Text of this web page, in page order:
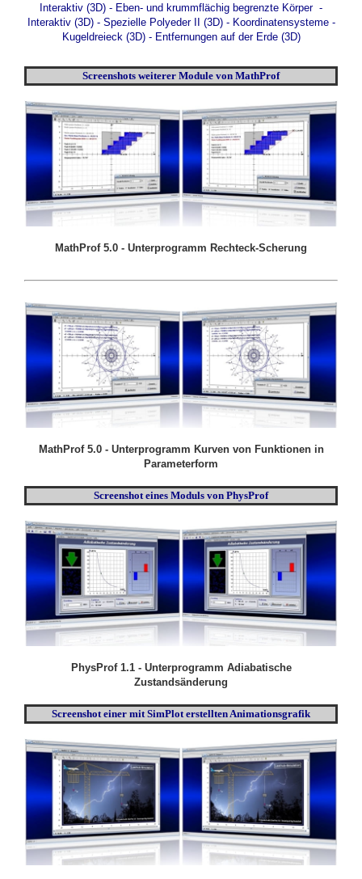
Interaktiv (3D) - Eben- und krummflächig begrenzte Körper -
Interaktiv (3D) - Spezielle Polyeder II (3D)- Koordinatensysteme -
Kugeldreieck (3D)- Entfernungen auf der Erde (3D)
Screenshots weiterer Module von MathProf
MathProf 5.0 - Unterprogramm Rechteck-Scherung
MathProf 5.0 - Unterprogramm Kurven von Funktionen in
Parameterform
Screenshot eines Moduls von PhysProf
PhysProf 1.1 - Unterprogramm Adiabatische
Zustandsänderung
Screenshot einer mit SimPlot erstellten Animationsgrafik